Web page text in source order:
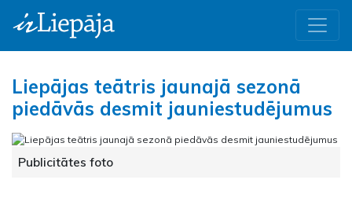
Liepājas teātris jaunajā sezonā
piedāvās desmit jauniestudējumus
Publicitātes foto